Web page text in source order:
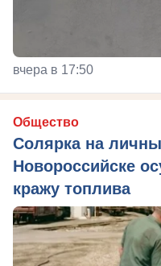
вчера в 17:50
Общество
Солярка на
Новороссийске
кражу топлива